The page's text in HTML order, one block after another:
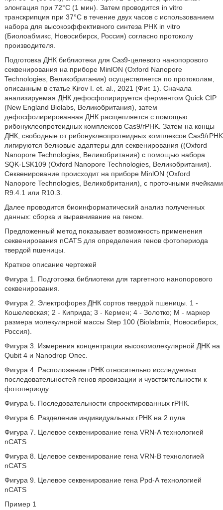
элонгация при 72°С (1 мин). Затем проводится in vitro
транскрипция при 37°С в течение двух часов с использованием
набора для высокоэффективного синтеза РНК in vitro
(Биолоабмикс, Новосибирск, Россия) согласно протоколу
производителя.
Подготовка ДНК библиотеки для Саз9-целевого нанопорового
секвенирования на приборе MinlON (Oxford Nanopore
Technologies, Великобритания) осуществляется по протоколам,
описанным в статье Kirov I. et. al., 2021 (Фиг. 1). Сначала
анализируемая ДНК дефосфолирируется ферментом Quick CIP
(New England Biolabs, Великобритания), затем
дефосфолирированная ДНК расщепляется с помощью
рибонуклеопротеидных комплексов Cas9/гPHK. Затем на концы
ДНК, свободные от рибонуклеопротеидных комплексов Cas9/гPHK
лигируются белковые адаптеры для секвенирования ((Oxford
Nanopore Technologies, Великобритания) с помощью набора
SQK-LSK109 (Oxford Nanopore Technologies, Великобритания).
Секвенирование происходит на приборе MinlON (Oxford
Nanopore Technologies, Великобритания), с проточными ячейками
R9.4.1 или R10.3.
Далее проводится биоинформатический анализ полученных
данных: сборка и выравнивание на геном.
Предложенный метод показывает возможность применения
секвенирования nCATS для определения генов фотопериода
твердой пшеницы.
Краткое описание чертежей
Фигура 1. Подготовка библиотеки для таргетного нанопорового
секвенирования.
Фигура 2. Электрофорез ДНК сортов твердой пшеницы. 1 -
Кошелевская; 2 - Киприда; 3 - Кермен; 4 - Золотко; М - маркер
размера молекулярной массы Step 100 (Biolabmix, Новосибирск,
Россия).
Фигура 3. Измерения концентрации высокомолекулярной ДНК на
Qubit 4 и Nanodrop Опес.
Фигура 4. Расположение гРНК относительно исследуемых
последовательностей генов яровизации и чувствительности к
фотопериоду.
Фигура 5. Последовательности спроектированных гРНК.
Фигура 6. Разделение индивидуальных гРНК на 2 пула
Фигура 7. Целевое секвенирование гена VRN-A технологией
nCATS
Фигура 8. Целевое секвенирование гена VRN-B технологией
nCATS
Фигура 9. Целевое секвенирование гена Ppd-A технологией
nCATS
Пример 1